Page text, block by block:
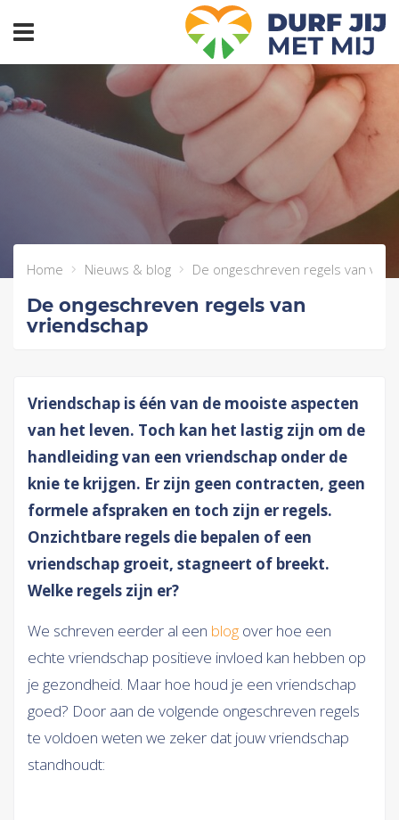
header_toggle_navigation
Home Nieuws & blog De ongeschreven regels van
De ongeschreven regels van
vriendschap
Vriendschap is één van de mooiste aspecten
van het leven. Toch kan het lastig zijn om de
handleiding van een vriendschap onder de
knie te krijgen. Er zijn geen contracten, geen
formele afspraken en toch zijn er regels.
Onzichtbare regels die bepalen of een
vriendschap groeit, stagneert of breekt.
Welke regels zijn er?
We schreven eerder al een blog over hoe een
echte vriendschap positieve invloed kan hebben op
je gezondheid. Maar hoe houd je een vriendschap
goed? Door aan de volgende ongeschreven regels
te voldoen weten we zeker dat jouw vriendschap
standhoudt: